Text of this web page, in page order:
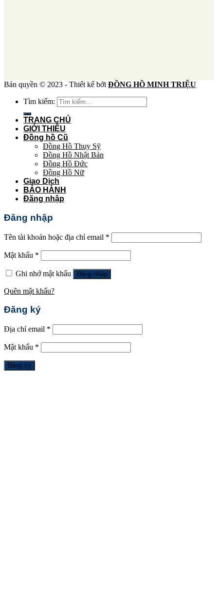
Bản quyền © 2023 - Thiết kế bởi ĐỒNG HỒ MINH TRIỆU
Tìm kiếm:
TRANG CHỦ
GIỚI THIỆU
Đồng hồ Cũ
Đồng Hồ Thụy Sỹ
Đồng Hồ Nhật Bản
Đồng Hồ Đức
Đồng Hồ Nữ
Giao Dịch
BẢO HÀNH
Đăng nhập
Đăng nhập
Tên tài khoản hoặc địa chỉ email *
Mật khẩu *
Ghi nhớ mật khẩu Đăng nhập
Quên mật khẩu?
Đăng ký
Địa chỉ email *
Mật khẩu *
Đăng ký